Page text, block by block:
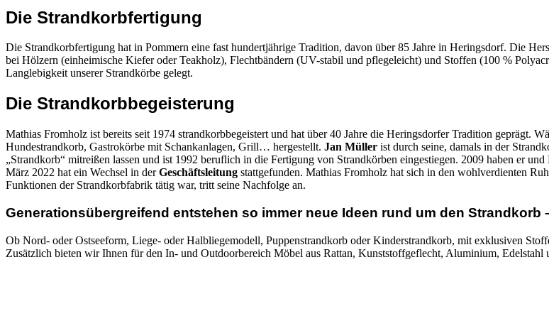
Die Strandkorbfertigung
Die Strandkorbfertigung hat in Pommern eine fast hundertjährige Tradition, davon über 85 Jahre in Heringsdorf. Die
bei Hölzern (einheimische Kiefer oder Teakholz), Flechtbändern (UV-stabil und pflegeleicht) und Stoffen (100 %
Langlebigkeit unserer Strandkörbe gelegt.
Die Strandkorbbegeisterung
Mathias Fromholz ist bereits seit 1974 strandkorbbegeistert und hat über 40 Jahre die Heringsdorfer Tradition geprägt.
Hundestrandkorb, Gastrokörbe mit Schankanlagen, Grill… hergestellt. Jan Müller ist durch seine, damals in der
„Strandkorb“ mitreißen lassen und ist 1992 beruflich in die Fertigung von Strandkörben eingestiegen. 2009 haben er
März 2022 hat ein Wechsel in derGeschäftsleitung stattgefunden. Mathias Fromholz hat sich in den wohlverdienten
Funktionen der Strandkorbfabrik tätig war, tritt seine Nachfolge an.
Generationsübergreifend entstehen so immer neue Ideen rund um den Strandkorb
Ob Nord- oder Ostseeform, Liege- oder Halbliegemodell, Puppenstrandkorb oder Kinderstrandkorb, mit exklusiven
Zusätzlich bieten wir Ihnen für den In- und Outdoorbereich Möbel aus Rattan, Kunststoffgeflecht, Aluminium,